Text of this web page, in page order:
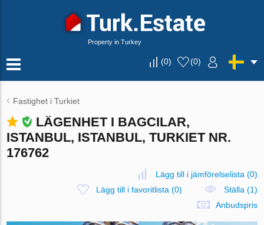
Property in Turkey
(0) (0)
Fastighet i Turkiet
LÄGENHET I BAGCILAR,
ISTANBUL, ISTANBUL, TURKIET NR.
176762
Lägg till i jämförelselista (0)
Lägg till i favoritlista (0)
Ställa (1)
Anbudspris